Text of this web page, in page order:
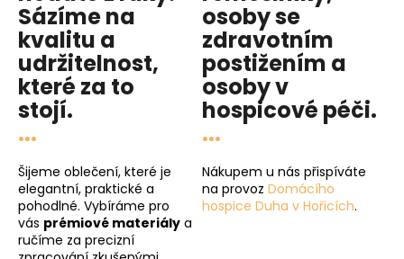
Sázíme na
kvalitu a
udržitelnost,
které za to
stojí.
...
Šijeme oblečení, které je
elegantní, praktické a
pohodlné. Vybíráme pro
vás prémiové materiály a
ručíme za precizní
osoby se
zdravotním
postižením a
osoby v
hospicové péči.
...
Nákupem u nás přispíváte
na provoz Domácího
hospice Duha v Hořicích.